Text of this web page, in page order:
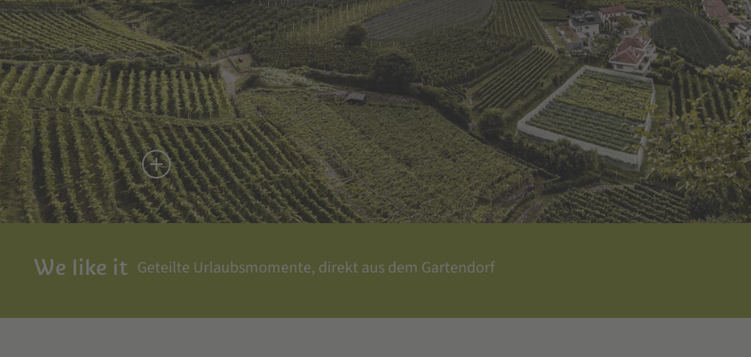
We like it Geteilte Urlaubsmomente, direkt aus dem Gartendorf